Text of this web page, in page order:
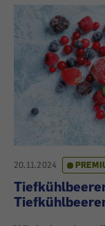
20.11.2024